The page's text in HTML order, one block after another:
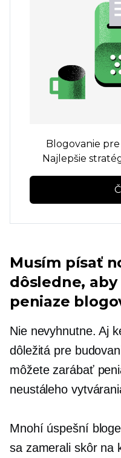
Blogovanie
Najlepšie
Musím písať
dôsledne,
peniaze
Nie nevyhnutne. Aj
dôležitá pre
môžete zarábať
neustáleho
Mnohí úspešní
sa zamerali skôr na